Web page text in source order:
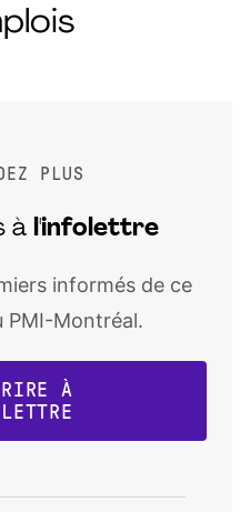
PLUS
à l'infolettre
informés de ce
PMI-Montréal.
À